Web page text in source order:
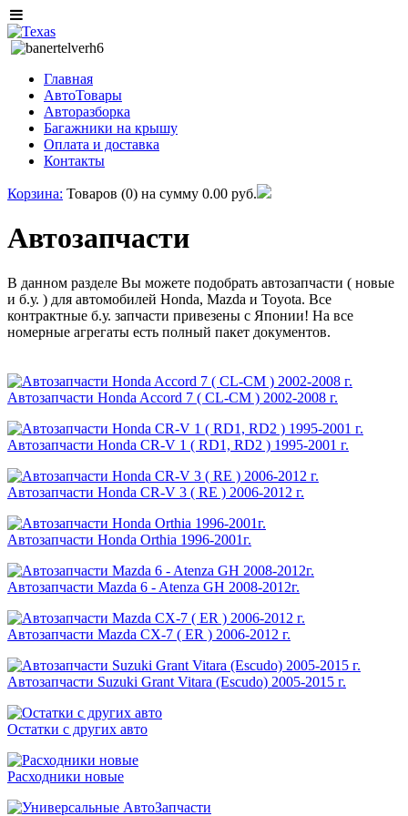
Главная
АвтоТовары
Авторазборка
Багажники на крышу
Оплата и доставка
Контакты
Корзина: Товаров (0) на сумму 0.00 руб.
Автозапчасти
В данном разделе Вы можете подобрать автозапчасти ( новые
и б.у. ) для автомобилей Honda, Mazda и Toyota. Все
контрактные б.у. запчасти привезены с Японии! На все
номерные агрегаты есть полный пакет документов.
Автозапчасти Honda Accord 7 ( CL-CM ) 2002-2008 г.
Автозапчасти Honda CR-V 1 ( RD1, RD2 ) 1995-2001 г.
Автозапчасти Honda CR-V 3 ( RE ) 2006-2012 г.
Автозапчасти Honda Orthia 1996-2001г.
Автозапчасти Mazda 6 - Atenza GH 2008-2012г.
Автозапчасти Mazda CX-7 ( ER ) 2006-2012 г.
Автозапчасти Suzuki Grant Vitara (Escudo) 2005-2015 г.
Остатки с других авто
Расходники новые